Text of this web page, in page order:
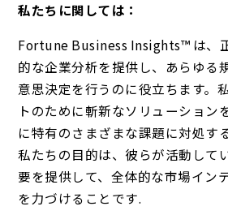
私たちに関しては：
Fortune Business Insights™ は、
的な企業分析を提供し、あらゆる
意思決定を行うのに役立ちます。
トのために斬新なソリューション
に特有のさまざまな課題に対処す
私たちの目的は、彼らが活動して
要を提供して、全体的な市場イン
を力づけることです.